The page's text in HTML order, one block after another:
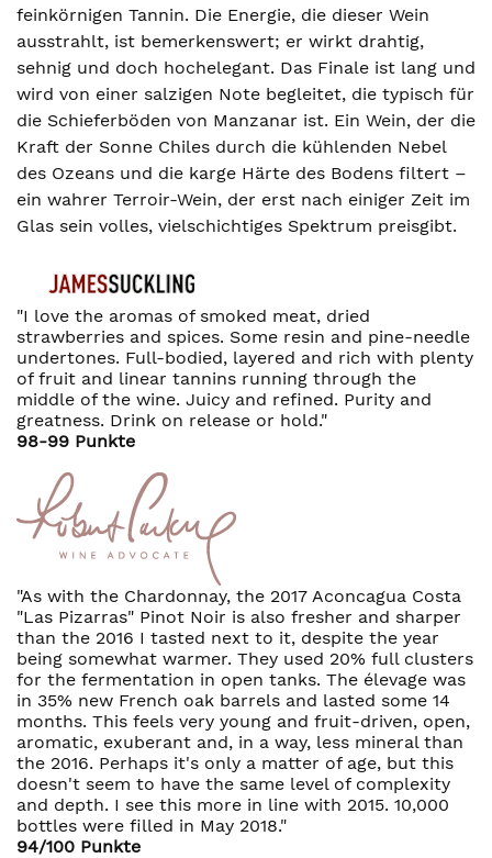
feinkörnigen Tannin. Die Energie, die dieser Wein
ausstrahlt, ist bemerkenswert; er wirkt drahtig,
sehnig und doch hochelegant. Das Finale ist lang und
wird von einer salzigen Note begleitet, die typisch für
die Schieferböden von Manzanar ist. Ein Wein, der die
Kraft der Sonne Chiles durch die kühlenden Nebel
des Ozeans und die karge Härte des Bodens filtert –
ein wahrer Terroir-Wein, der erst nach einiger Zeit im
Glas sein volles, vielschichtiges Spektrum preisgibt.
"I love the aromas of smoked meat, dried
strawberries and spices. Some resin and pine-needle
undertones. Full-bodied, layered and rich with plenty
of fruit and linear tannins running through the
middle of the wine. Juicy and refined. Purity and
greatness. Drink on release or hold."
98-99 Punkte
"As with the Chardonnay, the 2017 Aconcagua Costa
"Las Pizarras" Pinot Noir is also fresher and sharper
than the 2016 I tasted next to it, despite the year
being somewhat warmer. They used 20% full clusters
for the fermentation in open tanks. The élevage was
in 35% new French oak barrels and lasted some 14
months. This feels very young and fruit-driven, open,
aromatic, exuberant and, in a way, less mineral than
the 2016. Perhaps it's only a matter of age, but this
doesn't seem to have the same level of complexity
and depth. I see this more in line with 2015. 10,000
bottles were filled in May 2018."
94/100 Punkte